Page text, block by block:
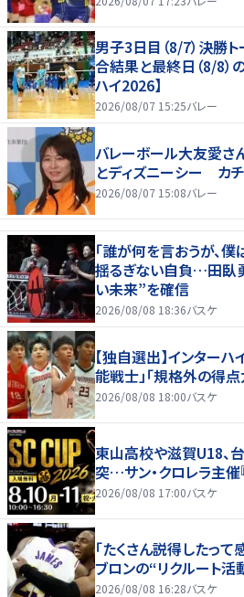
男子3日目（8/7）決勝
合結果と最終日（8/8）
ハイ2026】
2026/08/07 15:25バレー
バレーボール大友愛
とディズニーシー カ
2026/08/07 15:08バレー
「誰が何を言おうが、
揺るぎない自負…田臥
い未来”を確信
2026/08/08 18:36バスケ
【独自選出】インター
能戦士」「規格外の得点
2026/08/08 18:00バスケ
東山高校や滋賀U18、
突…サン・クロレラ主催
2026/08/08 17:00バスケ
「たくさん説得したって
ブロンの“リクルート活
2026/08/08 16:28バスケ